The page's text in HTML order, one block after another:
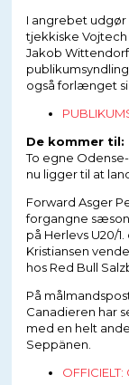
I angrebet udgør
tjekkiske Vojtech
Jakob
også forlænget
De kommer til:
To egne
nu ligger til at
Forward Asger
forgangne
på Herlevs U20/
Kristiansen
hos Red Bull
På
Canadieren har
med en helt
Seppänen.